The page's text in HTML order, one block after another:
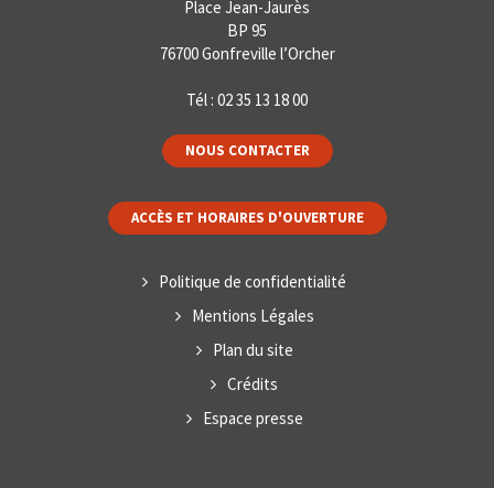
Place Jean-Jaurès
BP 95
76700 Gonfreville l’Orcher
Tél : 02 35 13 18 00
NOUS CONTACTER
ACCÈS ET HORAIRES D'OUVERTURE
Politique de confidentialité
Mentions Légales
Plan du site
Crédits
Espace presse